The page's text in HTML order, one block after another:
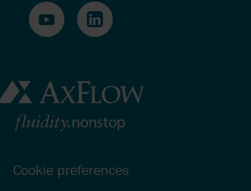
Cookie preferences